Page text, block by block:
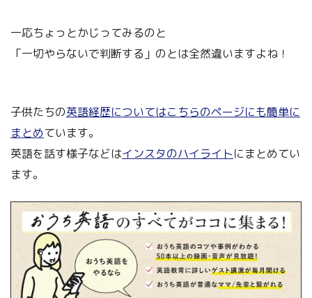
一応ちょっとかじってみるのと
「一切やらないで判断する」のとは全然違いますよね！
子供たちの英語経歴についてはこちらのページにも簡単に
まとめています。
英語を話す様子などはインスタのハイライトにまとめてい
ます。